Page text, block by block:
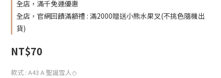
全店，滿千免運優惠
全店，官網回饋滿額禮 : 滿2000贈送小熊水果叉(不挑色隨機出
貨)
NT$70
款式 : A43 A 聖誕雪人⛄️